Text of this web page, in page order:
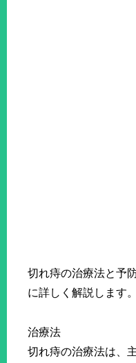
切れ痔の治療法と予
に詳しく解説します。
治療法
切れ痔の治療法は、